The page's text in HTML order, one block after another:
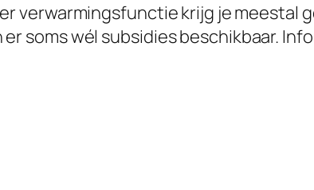
verwarmingsfunctie krijg je meestal
soms wél subsidies beschikbaar.